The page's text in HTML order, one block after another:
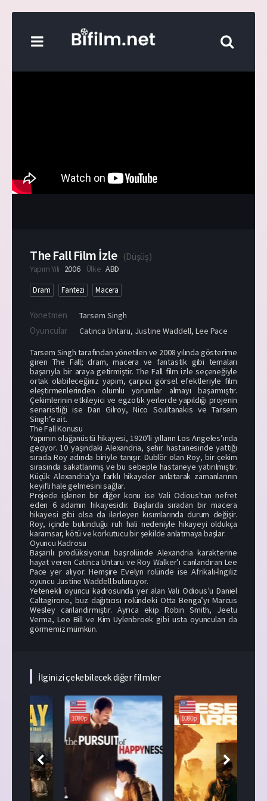
The Fall Film İzle (Düşüş)
Yapım Yılı 2006 Ülke ABD
Dram Fantezi Macera
Yönetmen Tarsem Singh
Oyuncular Catinca Untaru, Justine Waddell, Lee Pace
Tarsem Singh tarafından yönetilen ve 2008 yılında gösterime
giren The Fall; dram, macera ve fantastik gibi temaları
başarıyla bir araya getirmiştir. The Fall film izle seçeneğiyle
ortak olabileceğiniz yapım, çarpıcı görsel efektleriyle film
eleştirmenlerinden olumlu yorumlar almayı başarmıştır.
Çekimlerinin etkileyici ve egzotik yerlerde yapıldığı projenin
senaristliği ise Dan Gilroy, Nico Soultanakis ve Tarsem
Singh’e ait.
The Fall Konusu
Yapımın olağanüstü hikayesi, 1920’li yılların Los Angeles’ında
geçiyor. 10 yaşındaki Alexandria, şehir hastanesinde yattığı
sırada Roy adında biriyle tanışır. Dublör olan Roy, bir çekim
sırasında sakatlanmış ve bu sebeple hastaneye yatırılmıştır.
Küçük Alexandria'ya farklı hikayeler anlatarak zamanlarının
keyifli hale gelmesini sağlar.
Projede işlenen bir diğer konu ise Vali Odious'tan nefret
eden 6 adamın hikayesidir. Başlarda sıradan bir macera
hikayesi gibi olsa da ilerleyen kısımlarında durum değişir.
Roy, içinde bulunduğu ruh hali nedeniyle hikayeyi oldukça
karamsar, kötü ve korkutucu bir şekilde anlatmaya başlar.
Oyuncu Kadrosu
Başarılı prodüksiyonun başrolünde Alexandria karakterine
hayat veren Catinca Untaru ve Roy Walker’ı canlandıran Lee
Pace yer alıyor. Hemşire Evelyn rolünde ise Afrikalı-İngiliz
oyuncu Justine Waddell bulunuyor.
Yetenekli oyuncu kadrosunda yer alan Vali Odious’u Daniel
Caltagirone, buz dağıtıcısı rolündeki Otta Benga’yı Marcus
Wesley canlandırmıştır. Ayrıca ekip Robin Smith, Jeetu
Verma, Leo Bill ve Kim Uylenbroek gibi usta oyuncuları da
görmemiz mümkün.
İlginizi çekebilecek diğer filmler
1080p 1080p